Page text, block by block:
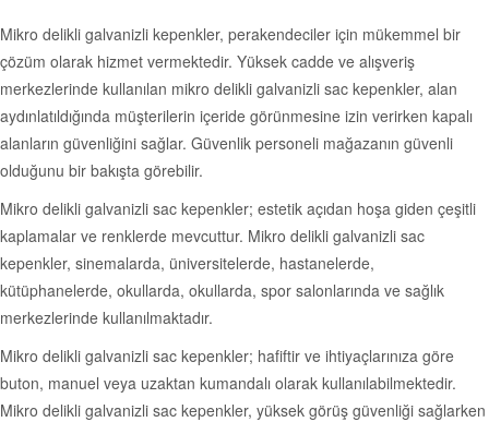
Mikro delikli galvanizli kepenkler, perakendeciler için mükemmel bir
çözüm olarak hizmet vermektedir. Yüksek cadde ve alışveriş
merkezlerinde kullanılan mikro delikli galvanizli sac kepenkler, alan
aydınlatıldığında müşterilerin içeride görünmesine izin verirken kapalı
alanların güvenliğini sağlar. Güvenlik personeli mağazanın güvenli
olduğunu bir bakışta görebilir.
Mikro delikli galvanizli sac kepenkler; estetik açıdan hoşa giden çeşitli
kaplamalar ve renklerde mevcuttur. Mikro delikli galvanizli sac
kepenkler, sinemalarda, üniversitelerde, hastanelerde,
kütüphanelerde, okullarda, okullarda, spor salonlarında ve sağlık
merkezlerinde kullanılmaktadır.
Mikro delikli galvanizli sac kepenkler; hafiftir ve ihtiyaçlarınıza göre
buton, manuel veya uzaktan kumandalı olarak kullanılabilmektedir.
Mikro delikli galvanizli sac kepenkler, yüksek görüş güvenliği sağlarken